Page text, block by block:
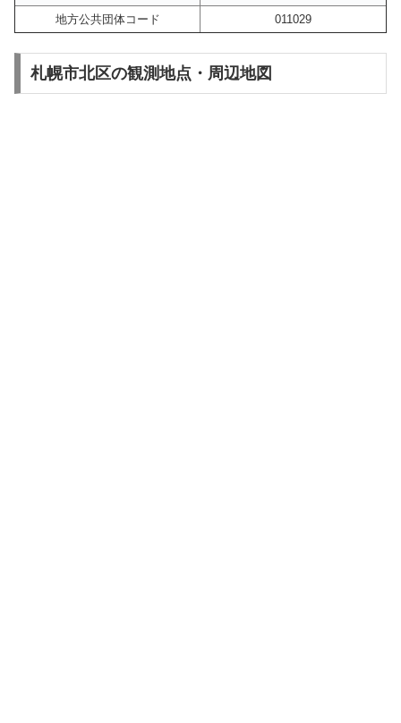
地方公共団体コード
011029
札幌市北区の観測地点・周辺地図